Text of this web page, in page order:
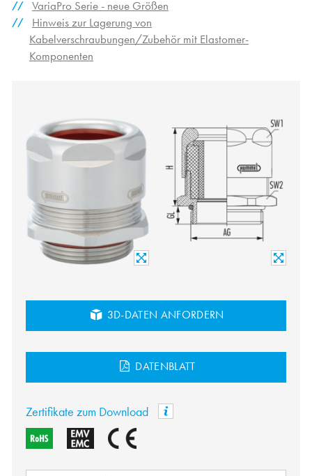
VariaPro Serie - neue Größen
Hinweis zur Lagerung von
Kabelverschraubungen/Zubehör mit Elastomer-
Komponenten
3D-DATEN ANFORDERN
DATENBLATT
Zertifikate zum Download